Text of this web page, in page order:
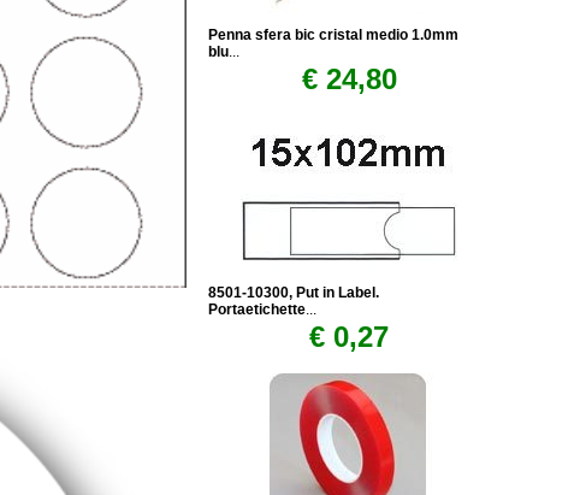
Penna sfera bic cristal medio 1.0mm
blu...
€ 24,80
8501-10300, Put in Label.
Portaetichette...
€ 0,27